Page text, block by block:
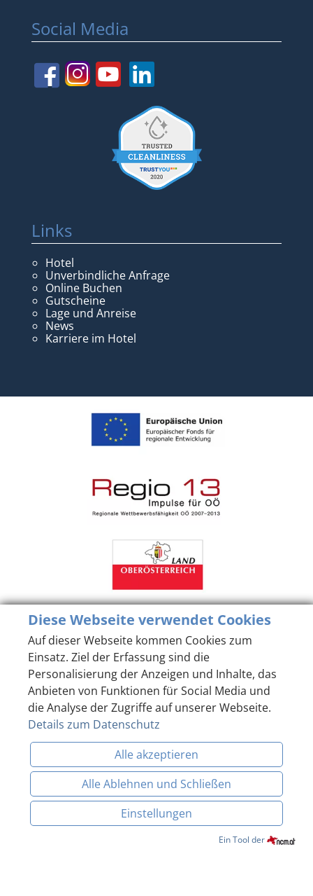
BUCHEN & ANFRAGEN
Social Media
Links
Hotel
Unverbindliche Anfrage
Online Buchen
Gutscheine
Lage und Anreise
News
Karriere im Hotel
Datenschutzerklärung Impressum
Diese Webseite verwendet Cookies
Auf dieser Webseite kommen Cookies zum
Einsatz. Ziel der Erfassung sind die
Personalisierung der Anzeigen und Inhalte, das
Anbieten von Funktionen für Social Media und
die Analyse der Zugriffe auf unserer Webseite.
Details zum Datenschutz
Alle akzeptieren
Alle Ablehnen und Schließen
Einstellungen
Ein Tool der